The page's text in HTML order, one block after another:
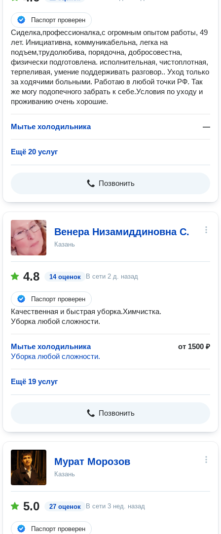
Паспорт проверен
Сиделка,профессионалка,с огромным опытом работы, 49
лет. Инициативна, коммуникабельна, легка на
подъем,трудолюбива, порядочна, добросовестна,
физически подготовлена. исполнительная, чистоплотная,
терпеливая, умение поддерживать разговор.. Уход только
за ходячими больными. Работаю в любой точки РФ. Так
же могу подопечного забрать к себе.Условия по уходу и
проживанию очень хорошие.
Мытье холодильника —
Ещё 20 услуг
Позвонить
Венера Низамиддиновна С.
Казань
4.8 14 оценок В сети 2 д. назад
Паспорт проверен
Качественная и быстрая уборка.Химчистка.
Уборка любой сложности.
Мытье холодильника
от 1500 ₽
Уборка любой сложности.
Ещё 19 услуг
Позвонить
Мурат Морозов
Казань
5.0 27 оценок В сети 3 нед. назад
Паспорт проверен